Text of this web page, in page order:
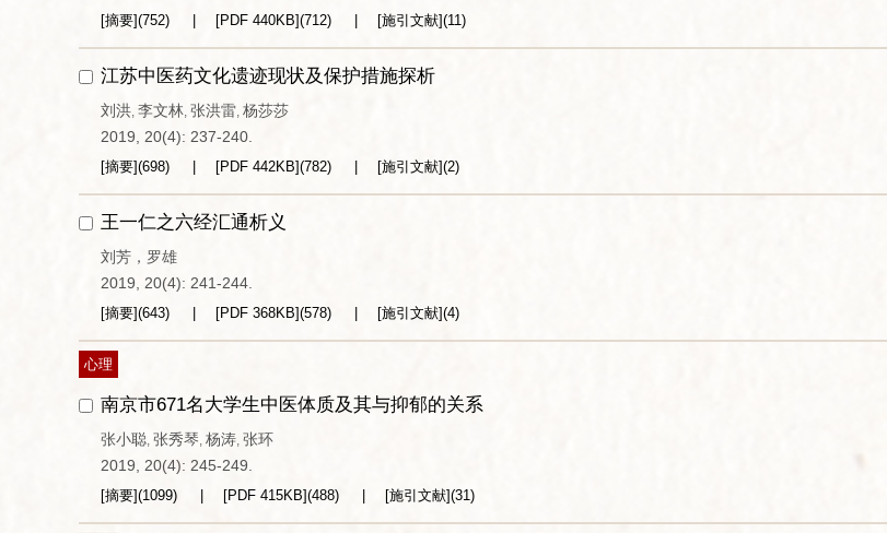
[摘要](752) [PDF 440KB](712) [施引文献](11)
江苏中医药文化遗迹现状及保护措施探析
刘洪, 李文林, 张洪雷, 杨莎莎
2019, 20(4): 237-240.
[摘要](698) [PDF 442KB](782) [施引文献](2)
王一仁之六经汇通析义
刘芳，罗雄
2019, 20(4): 241-244.
[摘要](643) [PDF 368KB](578) [施引文献](4)
心理
南京市671名大学生中医体质及其与抑郁的关系
张小聪, 张秀琴, 杨涛, 张环
2019, 20(4): 245-249.
[摘要](1099) [PDF 415KB](488) [施引文献](31)